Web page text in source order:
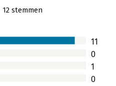
12 stemmen
11
0
1
0